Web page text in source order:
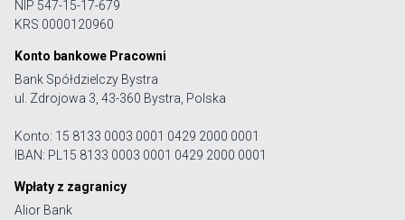
NIP 547-15-17-679
KRS 0000120960
Konto bankowe Pracowni
Bank Spółdzielczy Bystra
ul. Zdrojowa 3, 43-360 Bystra, Polska
Konto: 15 8133 0003 0001 0429 2000 0001
IBAN: PL15 8133 0003 0001 0429 2000 0001
Wpłaty z zagranicy
Alior Bank